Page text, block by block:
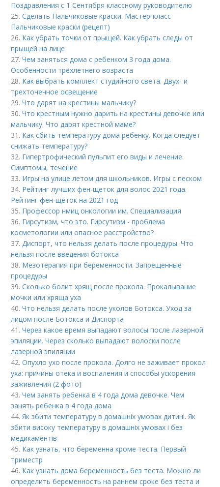
Поздравления с 1 Сентября классному руководителю
25.Сделать Пальчиковые краски. Мастер-класс
Пальчиковые краски (рецепт)
26. Как убрать точки от прыщей. Как убрать следы от
прыщей на лице
27.Чем заняться дома с ребенком 3 года дома.
Особенности трёхлетнего возраста
28. Как выбрать комплект студийного света. Двух- и
трехточечное освещение
29.Что дарят на крестины мальчику?
30.Что крестным нужно дарить на крестины девочке или
мальчику. Что дарят крестной маме?
31. Как сбить температуру дома ребенку. Когда следует
снижать температуру?
32. Гипертрофический пульпит его виды и лечение.
Cимптомы, течение
33. Игры на улице летом для школьников. Игры с песком
34. Рейтинг лучших фен-щеток для волос 2021 года.
Рейтинг фен-щеток на 2021 год
35. Профессор нмиц онкологии им. Специализация
36. Гирсутизм, что это. Гирсутизм - проблема
косметологии или опасное расстройство?
37.Диспорт, что нельзя делать после процедуры. Что
нельзя после введения ботокса
38. Мезотерапия при беременности. Запрещенные
процедуры
39.Сколько болит хрящ после прокола. Прокалывание
мочки или хряща уха
40.Что нельзя делать после уколов Ботокса. Уход за
лицом после Ботокса и Диспорта
41.Через какое время выпадают волосы после лазерной
эпиляции. Через сколько выпадают волоски после
лазерной эпиляции
42.Опухло ухо после прокола. Долго не заживает прокол
уха: причины отека и воспаления и способы ускорения
заживления (2 фото)
43.Чем занять ребенка в 4 года дома девочке. Чем
занять ребенка в 4 года дома
44.Як збити температуру в домашніх умовах дитині. Як
збити високу температуру в домашніх умовах і без
медикаментів
45. Как узнать, что беременна кроме теста. Первый
триместр
46. Как узнать дома беременность без теста. Можно ли
определить беременность на раннем сроке без теста и